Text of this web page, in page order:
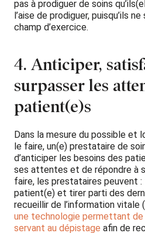
pas à prodiguer de soins
l’aise de prodiguer, puisqu’ils
champ d’exercice.
4. Anticiper,
surpasser les
patient(e)s
Dans la mesure du possible et
le faire, un(e) prestataire de
d’anticiper les besoins des
ses attentes et de répondre à
faire, les prestataires peuvent :
patient(e) et tirer parti des
recueillir de l’information vitale
une technologie permettant
servant au dépistage afin de